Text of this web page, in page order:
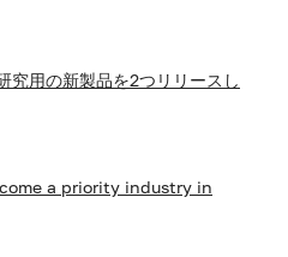
究用の新製品を2つリリースし
a priority industry in